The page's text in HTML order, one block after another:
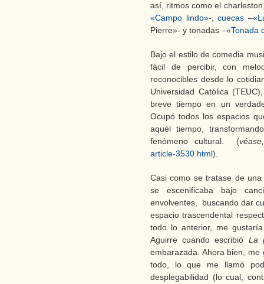
así, ritmos como el
«Campo lindo»-,cuecas –
Pierre»- y tonadas –«Tonada
Bajo el estilo de comedia
fácil de percibir, con
reconocibles desde lo
Universidad Católica
breve tiempo en un
Ocupó todos los espacios
aquél tiempo,
fenómeno cultural. (
article-3530.html).
Casi como se tratase de
se escenificaba bajo
envolventes, buscando dar
espacio trascendental
todo lo anterior, me
Aguirre cuando escribió La
embarazada. Ahora bien,
todo, lo que me llamó
desplegabilidad (lo cual,